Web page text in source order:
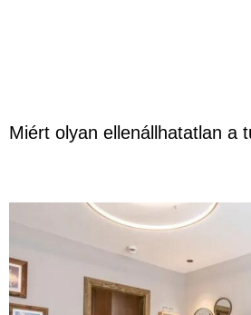
Miért olyan ellenállhatatlan a